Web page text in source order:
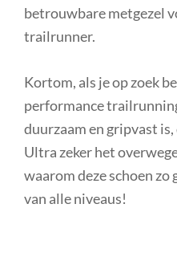
betrouwbare metgezel
trailrunner.
Kortom, als je op zoek
performance
duurzaam en gripvast
Ultra zeker het
waarom deze schoen
van alle niveaus!